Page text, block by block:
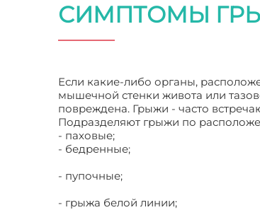
СИМПТОМЫ
Если какие-либо органы,
мышечной стенки живота или
повреждена. Грыжи - часто
Подразделяют грыжи по
- паховые;
- бедренные;
- пупочные;
- грыжа белой линии;